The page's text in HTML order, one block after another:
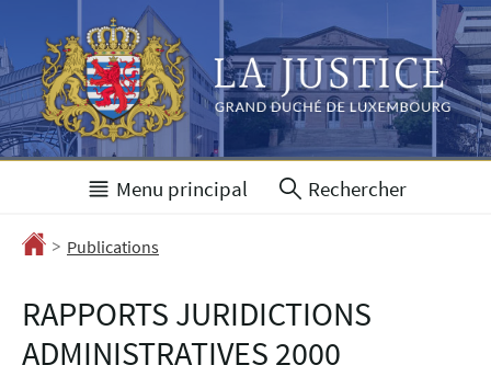
à
la
navigation
au
contenu
Menu principal Rechercher
Accueil
> Publications
RAPPORTS JURIDICTIONS
ADMINISTRATIVES 2000